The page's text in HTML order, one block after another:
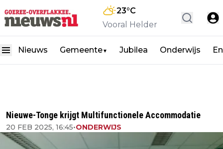
23°C
Vooral Helder
Nieuws Gemeente▼ Jubilea Onderwijs
Nieuwe-Tonge krijgt Multifunctionele Accommodatie
20 FEB 2025, 16:45•ONDERWIJS